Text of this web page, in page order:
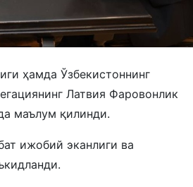
ҳамда Ўзбекистоннинг
Латвия Фаровонлик
маълум қилинди.
ижобий эканлиги ва